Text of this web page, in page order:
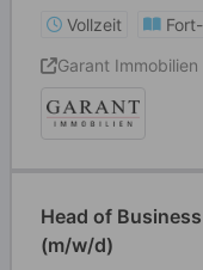
Vollzeit
Garant Immobilien
Head of
(m/w/d)